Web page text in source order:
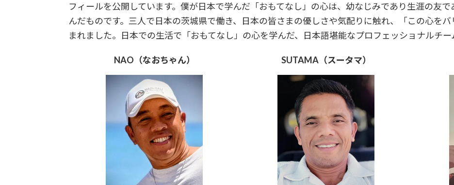
フィールを公開しています。僕が日本で学んだ「おもてなし」の心は、幼なじみであり生涯の友で
んだものです。三人で日本の茨城県で働き、日本の皆さまの優しさや気配りに触れ、「この心を
まれました。日本での生活で「おもてなし」の心を学んだ、日本語堪能なプロフェッショナルチー
NAO（なおちゃん） SUTAMA（スータマ）